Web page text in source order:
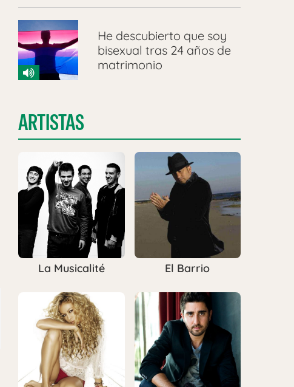
He descubierto que soy
bisexual tras 24 años de
matrimonio
ARTISTAS
La Musicalité El Barrio